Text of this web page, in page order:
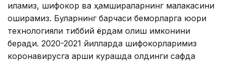
қиламиз, шифокор ва ҳамшираларнинг малакасини
оширамиз. Буларнинг барчаси беморларга юқори
технологияли тиббий ёрдам олиш имконини
беради. 2020-2021 йилларда шифокорларимиз
коронавирусга қарши курашда олдинги сафда